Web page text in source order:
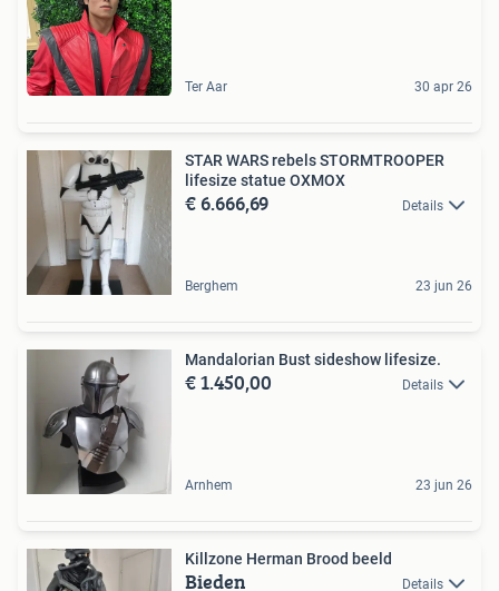
Ter Aar 30 apr 26
STAR WARS rebels STORMTROOPER
lifesize statue OXMOX
€ 6.666,69 Details
Berghem 23 jun 26
Mandalorian Bust sideshow lifesize.
€ 1.450,00 Details
Arnhem 23 jun 26
Killzone Herman Brood beeld
Bieden Details